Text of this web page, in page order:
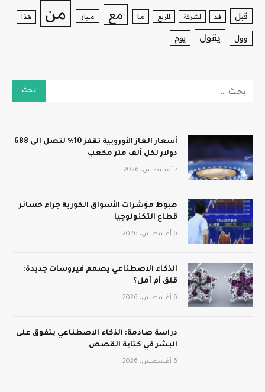
قبل قد لشركة للربع ما مع مليار من هذا
وول يقول يوم
أسعار الغاز الأوروبية تقفز 10% لتصل إلى 688
دولار لكل ألف متر مكعب
7 أغسطس، 2026
هبوط مؤشرات الأسواق الكورية جراء خسائر
قطاع التكنولوجيا
6 أغسطس، 2026
الذكاء الاصطناعي يصمم فيروسات جديدة:
قلق أم أمل؟
6 أغسطس، 2026
دراسة صادمة: الذكاء الاصطناعي يتفوق على
البشر في كتابة القصص
6 أغسطس، 2026